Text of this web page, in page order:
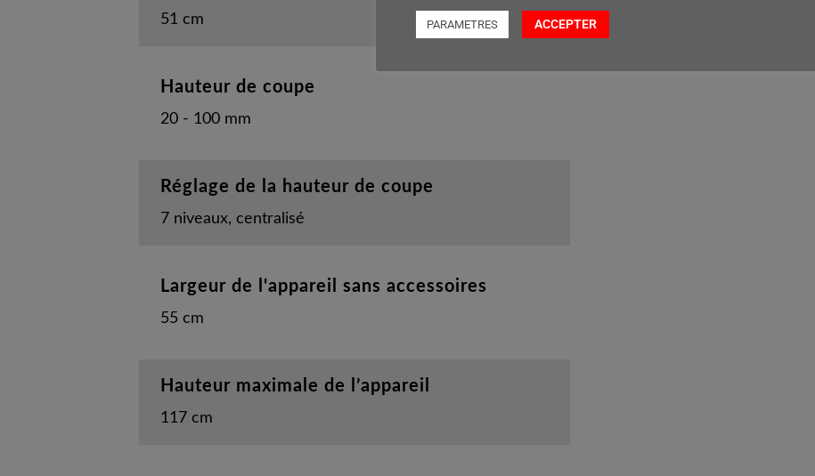
51 cm
Hauteur de coupe
20 - 100 mm
Réglage de la hauteur de coupe
7 niveaux, centralisé
Largeur de l'appareil sans accessoires
55 cm
Hauteur maximale de l’appareil
117 cm
PARAMETRES ACCEPTER